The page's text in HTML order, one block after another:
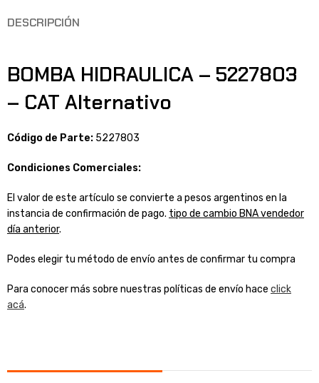
DESCRIPCIÓN
BOMBA HIDRAULICA – 5227803
– CAT Alternativo
Código de Parte: 5227803
Condiciones Comerciales:
El valor de este artículo se convierte a pesos argentinos en la
instancia de confirmación de pago. tipo de cambio BNA vendedor
día anterior.
Podes elegir tu método de envío antes de confirmar tu compra
Para conocer más sobre nuestras políticas de envío hace click
acá.